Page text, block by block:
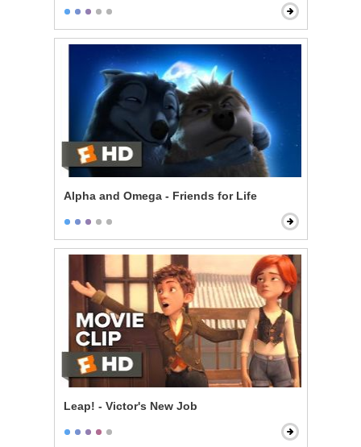
Alpha and Omega - Friends for Life
Leap! - Victor's New Job